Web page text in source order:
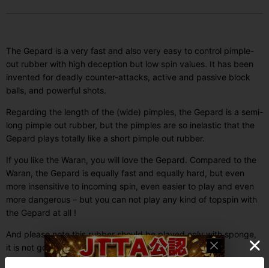
The Gepard is a very fast and also very easy to control pimple-
out rubber with high deception but low spin values. It has been
invented for deadly counter-attacks, active and passive block
balls, and powerful shots.
Regarding the length of the (wide) pimples, the Gepard is a semi-
long pimple out rubber, but the pimples are so inelastic that the
Gepard plays totally like a short pimple out rubber.
If you like the Waran, you will love the Gepard. Compared to the
Waran, the Gepard is equally fast and equally hard, but even
more insensitive to incoming spin, even easier to play and even
more dangerous – but you can not play any kind of topspin with
the Gepard at all !
And please note this rubber should be played only with sponge,
it is not good in ox.